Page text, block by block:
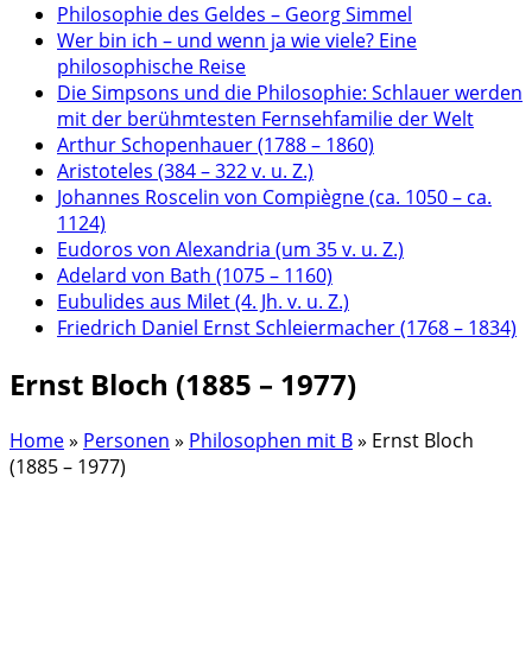
Philosophie des Geldes – Georg Simmel
Wer bin ich – und wenn ja wie viele? Eine
philosophische Reise
Die Simpsons und die Philosophie: Schlauer werden
mit der berühmtesten Fernsehfamilie der Welt
Arthur Schopenhauer (1788 – 1860)
Aristoteles (384 – 322 v. u. Z.)
Johannes Roscelin von Compiègne (ca. 1050 – ca.
1124)
Eudoros von Alexandria (um 35 v. u. Z.)
Adelard von Bath (1075 – 1160)
Eubulides aus Milet (4. Jh. v. u. Z.)
Friedrich Daniel Ernst Schleiermacher (1768 – 1834)
Ernst Bloch (1885 – 1977)
Home» Personen » Philosophen mit B» Ernst Bloch
(1885 – 1977)